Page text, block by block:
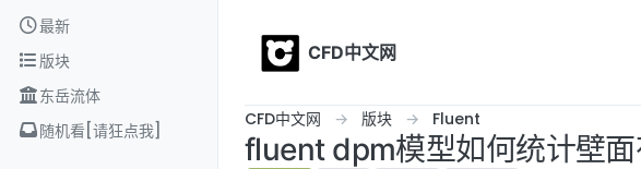
Skip to content
最新
版块
东岳流体
随机看[请狂点我]
CFD中文网
CFD中文网 版块 Fluent
fluent dpm模型如何统计壁面